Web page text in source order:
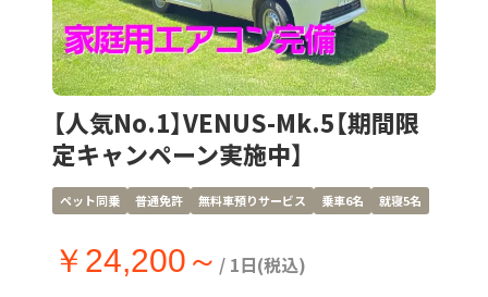
【人気No.1】VENUS-Mk.5【期間限
定キャンペーン実施中】
ペット同乗 普通免許 無料車預りサービス 乗車6名 就寝5名
￥24,200～ / 1日(税込)